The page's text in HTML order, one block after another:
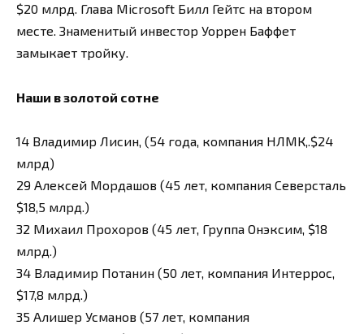
$20 млрд. Глава Microsoft Билл Гейтс на втором
месте. Знаменитый инвестор Уоррен Баффет
замыкает тройку.
Наши в золотой сотне
14 Владимир Лисин, (54 года, компания НЛМК,.$24
млрд)
29 Алексей Мордашов (45 лет, компания Северсталь
$18,5 млрд.)
32 Михаил Прохоров (45 лет, Группа Онэксим, $18
млрд.)
34 Владимир Потанин (50 лет, компания Интеррос,
$17,8 млрд.)
35 Алишер Усманов (57 лет, компания